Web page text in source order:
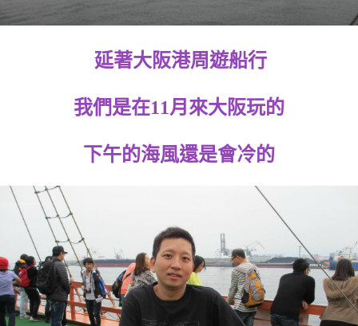
延著大阪港周遊船行
我們是在11月來大阪玩的
下午的海風還是會冷的